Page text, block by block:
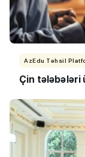
AzEdu Təhsil
Çin tələbələri